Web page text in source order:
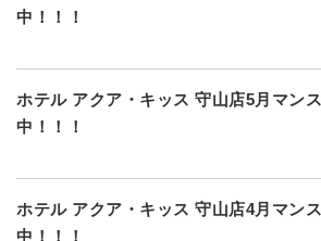
中！！！
ホテル アクア・キッス 守山店5月マン
中！！！
ホテル アクア・キッス 守山店4月マン
中！！！